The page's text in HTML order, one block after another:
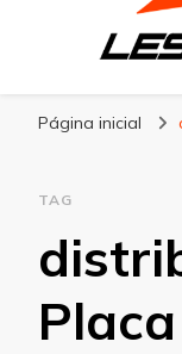
Página inicial
TAG